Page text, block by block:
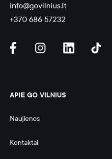
info@govilnius.lt
+370 686 57232
APIE GO VILNIUS
Naujienos
Kontaktai